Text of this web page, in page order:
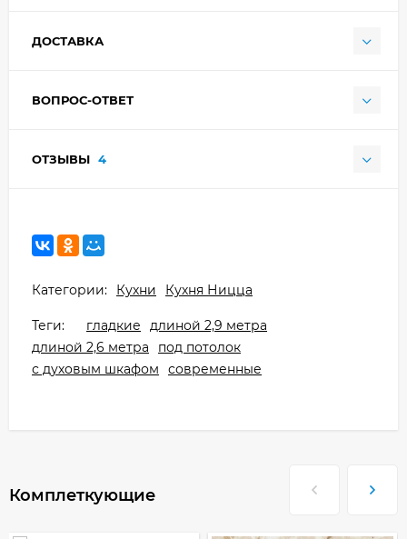
ДОСТАВКА
ВОПРОС-ОТВЕТ
ОТЗЫВЫ 4
Категории: Кухни Кухня Ницца
Теги: гладкие
длиной 2,9 метра
длиной 2,6 метра
под потолок
с духовым шкафом
современные
Комплеткующие